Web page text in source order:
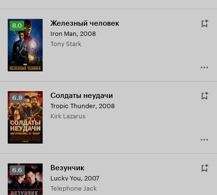
Рейтинг
Кинопоиска
8.0
8.0 Железный человек
Iron Man, 2008
Tony Stark
Рейтинг
Кинопоиска
6.8
6.8 Солдаты неудачи
Tropic Thunder, 2008
Kirk Lazarus
Рейтинг
Кинопоиска
6.6
6.6 Везунчик
Lucky You, 2007
Telephone Jack